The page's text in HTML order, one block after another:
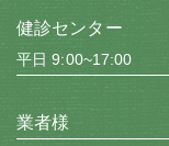
健診センター
平日 9:00~17:00
業者様